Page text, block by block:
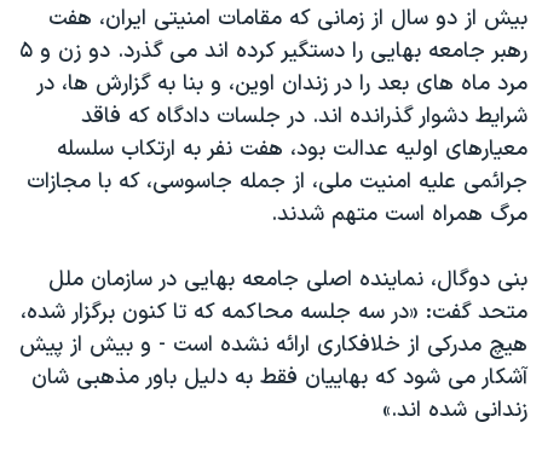
اصلی
جهش
به
جستجو
ورزشی
گزیده‌ها
ویژه برنامه‌ها
ویدیوها
فرهنگ و زندگی
اقتصادی
علم و فناوری
اسرائیل در جنگ
جام جهانی ۲۰۲۶
عملیات خشم حماسی
۲۵۰سالگی آمریکا
بایگانی برنامه‌های تلویزیونی
مستندها
حمله جمهوری اسلامی به اسرائیل
رمز مهسا
ورزش زنان در ایران
فرکانس‌های صدای آمریکا
پخش رادیویی
یادگیری زبان انگلیسی
دنبال کنید
زبانهای مختلف
بیش از دو سال از زمانی که مقامات امنیتی ایران، هفت
رهبر جامعه بهایی را دستگیر کرده اند می گذرد. دو زن و ۵
مرد ماه های بعد را در زندان اوین، و بنا به گزارش ها، در
شرایط دشوار گذرانده اند. در جلسات دادگاه که فاقد
معیارهای اولیه عدالت بود، هفت نفر به ارتکاب سلسله
جرائمی علیه امنیت ملی، از جمله جاسوسی، که با مجازات
مرگ همراه است متهم شدند.
بنی دوگال، نماینده اصلی جامعه بهایی در سازمان ملل
متحد گفت: «در سه جلسه محاکمه که تا کنون برگزار شده،
هیچ مدرکی از خلافکاری ارائه نشده است - و بیش از پیش
آشکار می شود که بهاییان فقط به دلیل باور مذهبی شان
زندانی شده اند.»